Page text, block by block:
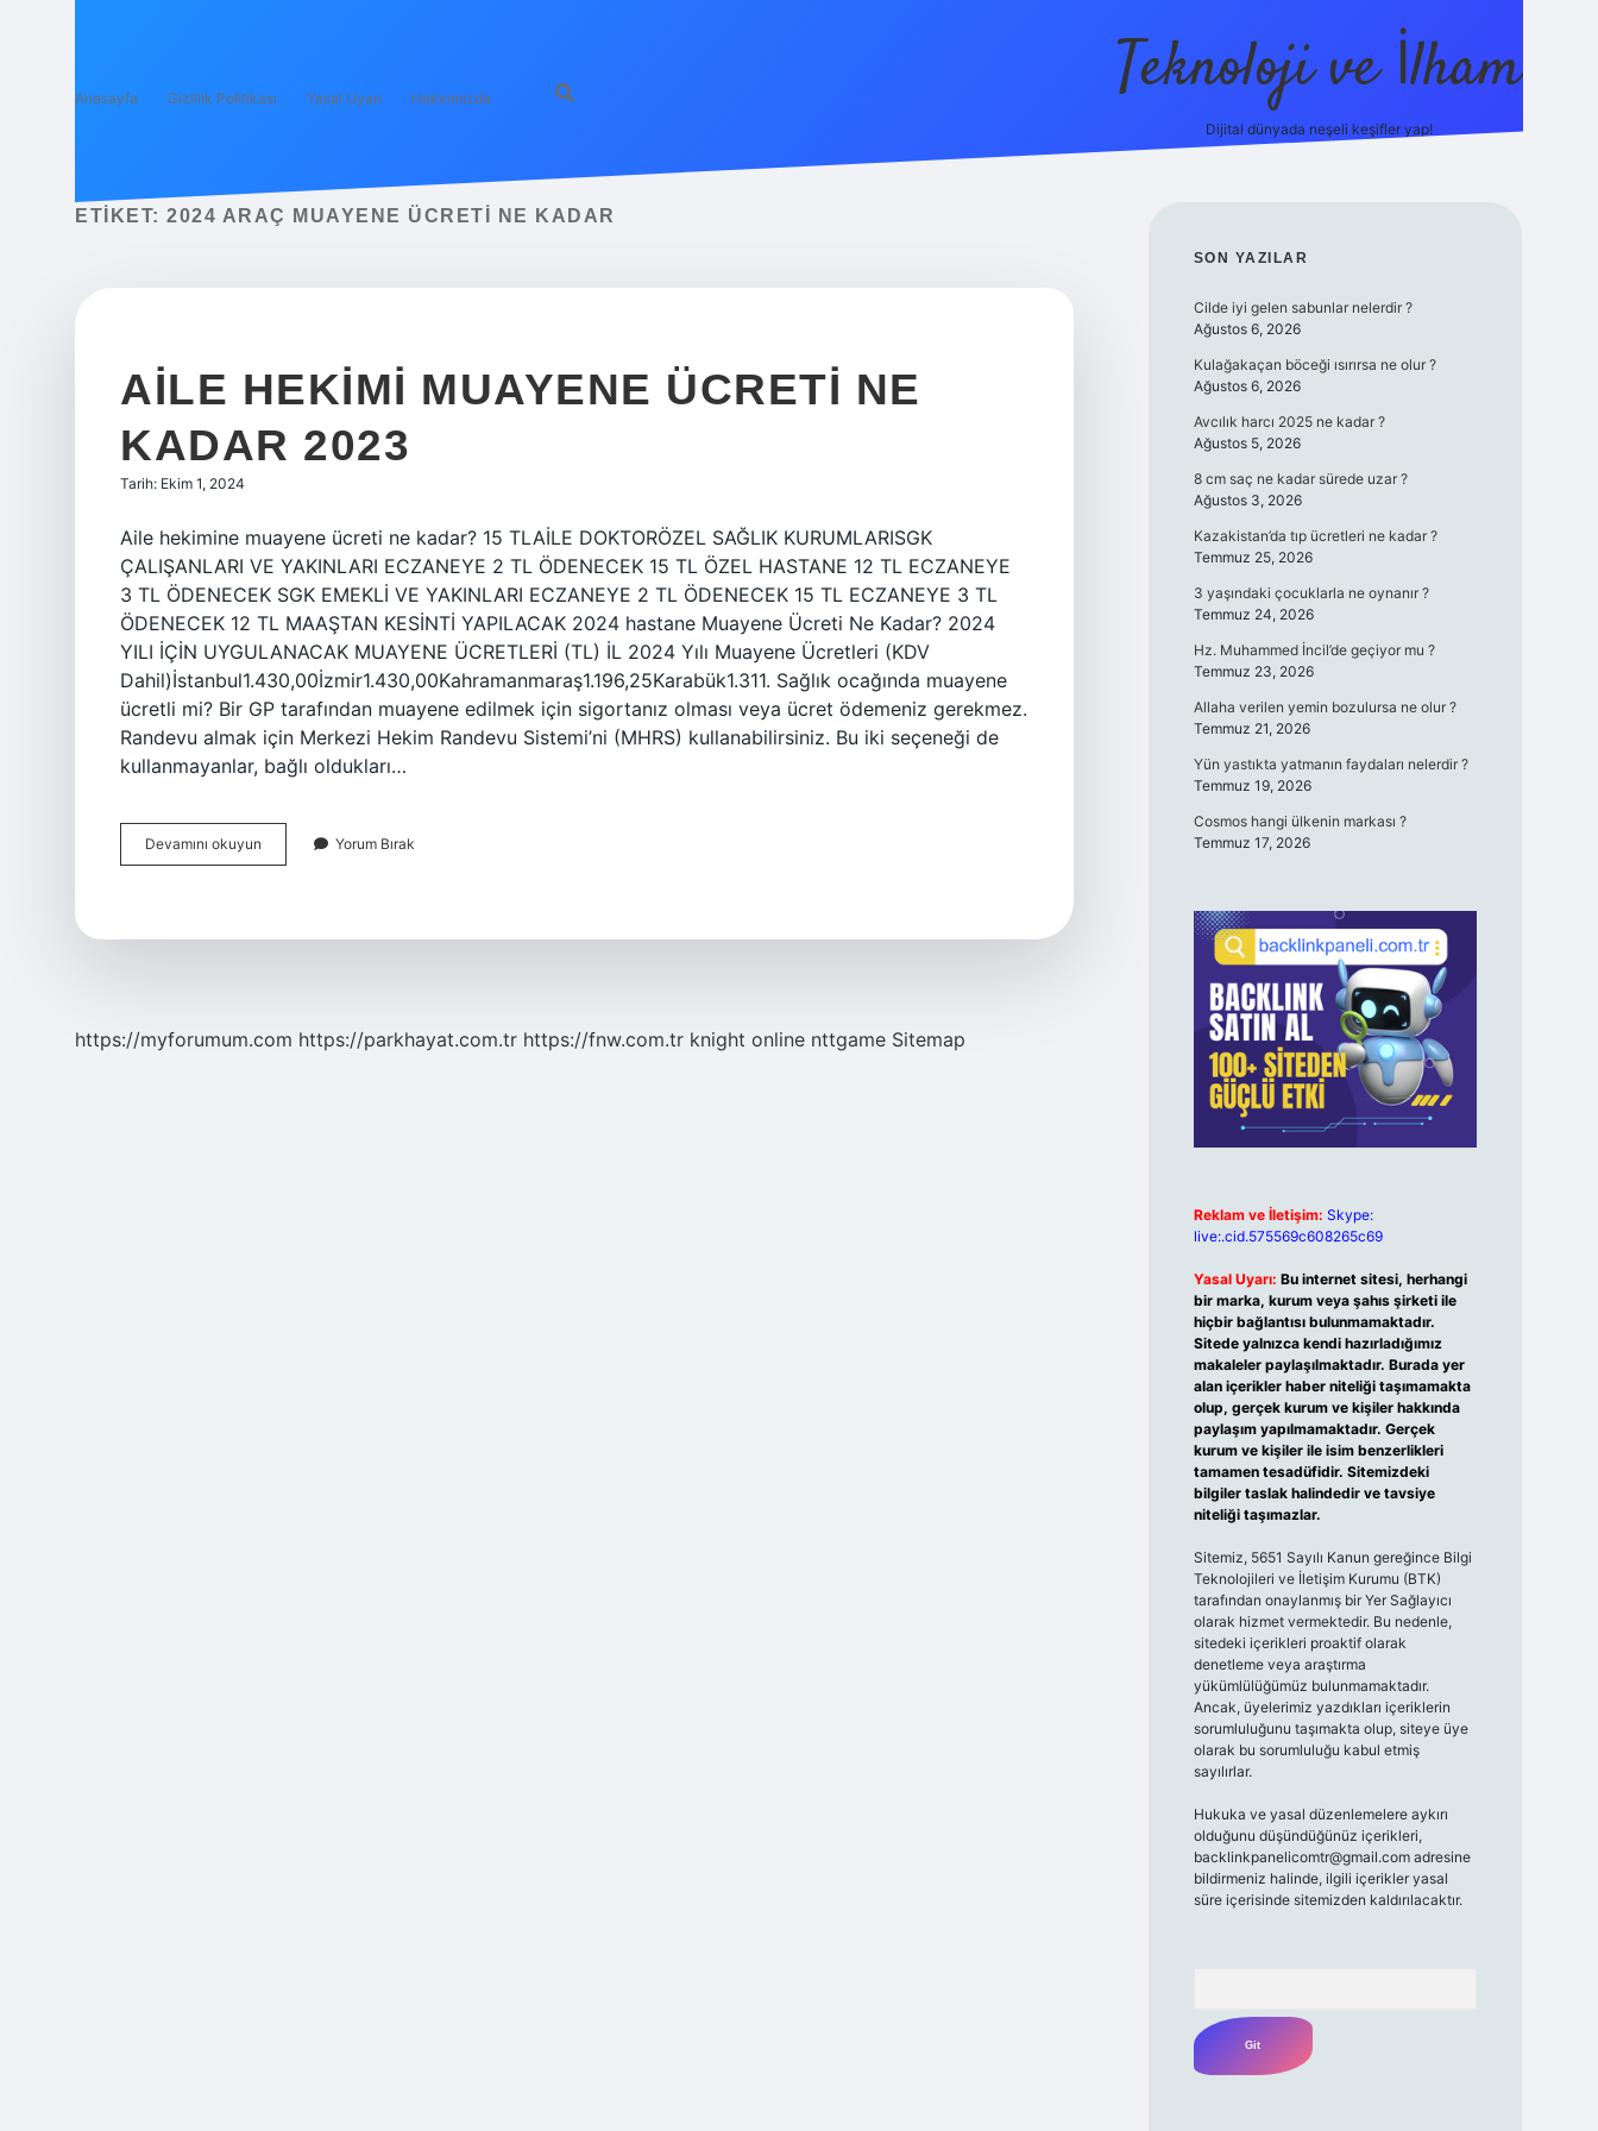
Anasayfa Gizlilik Politikası Yasal Uyarı Hakkımızda Teknoloji ve İlham
Dijital dünyada neşeli keşifler yap!
ETIKET: 2024 ARAÇ MUAYENE ÜCRETI NE KADAR
AILE HEKIMI MUAYENE ÜCRETI NE
KADAR 2023
Tarih: Ekim 1, 2024
Aile hekimine muayene ücreti ne kadar? 15 TLAİLE DOKTORÖZEL SAĞLIK KURUMLARISGK
ÇALIŞANLARI VE YAKINLARI ECZANEYE 2 TL ÖDENECEK 15 TL ÖZEL HASTANE 12 TL ECZANEYE
3 TL ÖDENECEK SGK EMEKLİ VE YAKINLARI ECZANEYE 2 TL ÖDENECEK 15 TL ECZANEYE 3 TL
ÖDENECEK 12 TL MAAŞTAN KESİNTİ YAPILACAK 2024 hastane Muayene Ücreti Ne Kadar? 2024
YILI İÇİN UYGULANACAK MUAYENE ÜCRETLERİ (TL) İL 2024 Yılı Muayene Ücretleri (KDV
Dahil)İstanbul1.430,00İzmir1.430,00Kahramanmaraş1.196,25Karabük1.311. Sağlık ocağında muayene
ücretli mi? Bir GP tarafından muayene edilmek için sigortanız olması veya ücret ödemeniz gerekmez.
Randevu almak için Merkezi Hekim Randevu Sistemi’ni (MHRS) kullanabilirsiniz. Bu iki seçeneği de
kullanmayanlar, bağlı oldukları…
Devamını okuyun
Hekimi
Yorum Bırak
https://myforumum.com https://parkhayat.com.tr https://fnw.com.tr knight online nttgame Sitemap
SIDEBAR
SON YAZILAR
Cilde iyi gelen sabunlar nelerdir ?
Ağustos 6, 2026
Kulağakaçan böceği ısırırsa ne olur ?
Ağustos 6, 2026
Avcılık harcı 2025 ne kadar ?
Ağustos 5, 2026
8 cm saç ne kadar sürede uzar ?
Ağustos 3, 2026
Kazakistan’da tıp ücretleri ne kadar ?
Temmuz 25, 2026
3 yaşındaki çocuklarla ne oynanır ?
Temmuz 24, 2026
Hz. Muhammed İncil’de geçiyor mu ?
Temmuz 23, 2026
Allaha verilen yemin bozulursa ne olur ?
Temmuz 21, 2026
Yün yastıkta yatmanın faydaları nelerdir ?
Temmuz 19, 2026
Cosmos hangi ülkenin markası ?
Temmuz 17, 2026
Reklam ve İletişim: Skype:
live:.cid.575569c608265c69
Yasal Uyarı: Bu internet sitesi, herhangi
bir marka, kurum veya şahıs şirketi ile
hiçbir bağlantısı bulunmamaktadır.
Sitede yalnızca kendi hazırladığımız
makaleler paylaşılmaktadır. Burada yer
alan içerikler haber niteliği taşımamakta
olup, gerçek kurum ve kişiler hakkında
paylaşım yapılmamaktadır. Gerçek
kurum ve kişiler ile isim benzerlikleri
tamamen tesadüfidir. Sitemizdeki
bilgiler taslak halindedir ve tavsiye
niteliği taşımazlar.
Sitemiz, 5651 Sayılı Kanun gereğince Bilgi
Teknolojileri ve İletişim Kurumu (BTK)
tarafından onaylanmış bir Yer Sağlayıcı
olarak hizmet vermektedir. Bu nedenle,
sitedeki içerikleri proaktif olarak
denetleme veya araştırma
yükümlülüğümüz bulunmamaktadır.
Ancak, üyelerimiz yazdıkları içeriklerin
sorumluluğunu taşımakta olup, siteye üye
olarak bu sorumluluğu kabul etmiş
sayılırlar.
Hukuka ve yasal düzenlemelere aykırı
olduğunu düşündüğünüz içerikleri,
backlinkpanelicomtr@gmail.comadresine
bildirmeniz halinde, ilgili içerikler yasal
süre içerisinde sitemizden kaldırılacaktır.